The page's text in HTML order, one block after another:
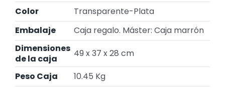
Color
Transparente-Plata
Embalaje
Caja regalo. Máster: Caja marrón
Dimensiones
de la caja
49 x 37 x 28 cm
Peso Caja
10.45 Kg